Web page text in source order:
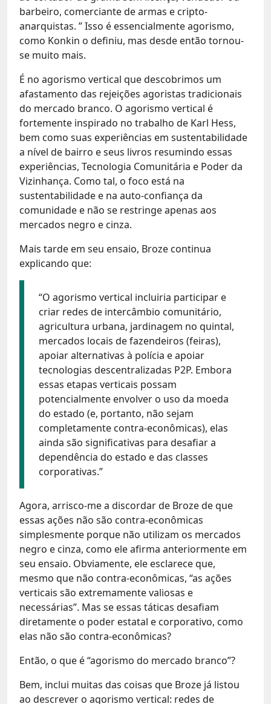
barbeiro, comerciante de armas e cripto-
anarquistas. ” Isso é essencialmente agorismo,
como Konkin o definiu, mas desde então tornou-
se muito mais.
É no agorismo vertical que descobrimos um
afastamento das rejeições agoristas tradicionais
do mercado branco. O agorismo vertical é
fortemente inspirado no trabalho de Karl Hess,
bem como suas experiências em sustentabilidade
a nível de bairro e seus livros resumindo essas
experiências, Tecnologia Comunitária e Poder da
Vizinhança. Como tal, o foco está na
sustentabilidade e na auto-confiança da
comunidade e não se restringe apenas aos
mercados negro e cinza.
Mais tarde em seu ensaio, Broze continua
explicando que:
“O agorismo vertical incluiria participar e
criar redes de intercâmbio comunitário,
agricultura urbana, jardinagem no quintal,
mercados locais de fazendeiros (feiras),
apoiar alternativas à polícia e apoiar
tecnologias descentralizadas P2P. Embora
essas etapas verticais possam
potencialmente envolver o uso da moeda
do estado (e, portanto, não sejam
completamente contra-econômicas), elas
ainda são significativas para desafiar a
dependência do estado e das classes
corporativas.”
Agora, arrisco-me a discordar de Broze de que
essas ações não são contra-econômicas
simplesmente porque não utilizam os mercados
negro e cinza, como ele afirma anteriormente em
seu ensaio. Obviamente, ele esclarece que,
mesmo que não contra-econômicas, “as ações
verticais são extremamente valiosas e
necessárias”. Mas se essas táticas desafiam
diretamente o poder estatal e corporativo, como
elas não são contra-econômicas?
Então, o que é “agorismo do mercado branco”?
Bem, inclui muitas das coisas que Broze já listou
ao descrever o agorismo vertical: redes de